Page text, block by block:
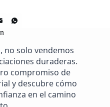
no solo vendemos
duraderas.
compromiso de
y descubre cómo
en el camino